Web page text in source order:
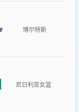
博尔特斯
尼日利亚女篮